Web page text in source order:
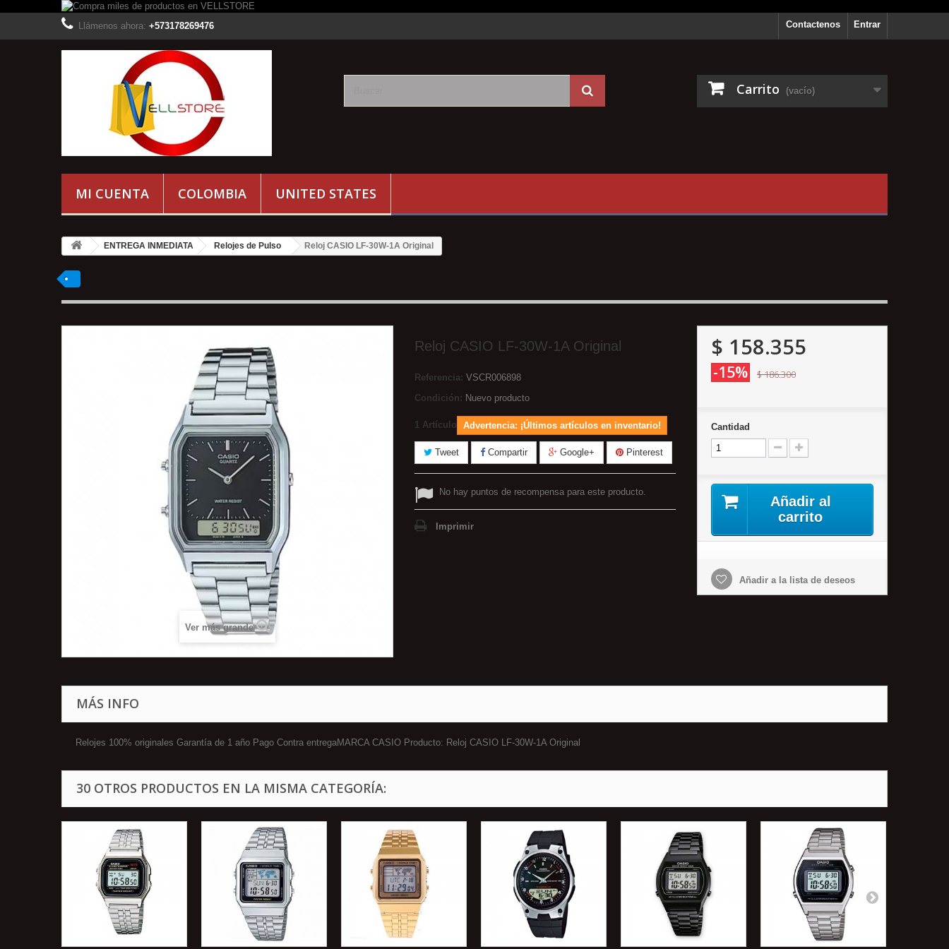
Entrar
Contactenos
Llámenos ahora: +573178269476
Carrito (vacío)
MI CUENTA COLOMBIA UNITED STATES
ENTREGA INMEDIATA Relojes de Pulso Reloj CASIO LF-30W-1A Original
Ver más grande
Reloj CASIO LF-30W-1A Original
Referencia: VSCR006898
Condición: Nuevo producto
1 Artículo Advertencia: ¡Últimos artículos en inventario!
Tweet Compartir Google+ Pinterest
No hay puntos de recompensa para este producto.
Imprimir
$ 158.355
-15% $ 186.300
Cantidad
Añadir al
carrito
Añadir a la lista de deseos
MÁS INFO
Relojes 100% originales Garantía de 1 año Pago Contra entregaMARCA CASIO Producto: Reloj CASIO LF-30W-1A Original
30 OTROS PRODUCTOS EN LA MISMA CATEGORÍA: